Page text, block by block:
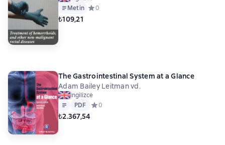
Metin Средний рейтинг 0 на основе 0 оценок
0
₺109,21
The Gastrointestinal System at a Glance
Adam Bailey Leitman vd.
ingilizce
Metin
PDF
PDF Средний рейтинг 0 на основе 0 оценок
0
₺2.367,54